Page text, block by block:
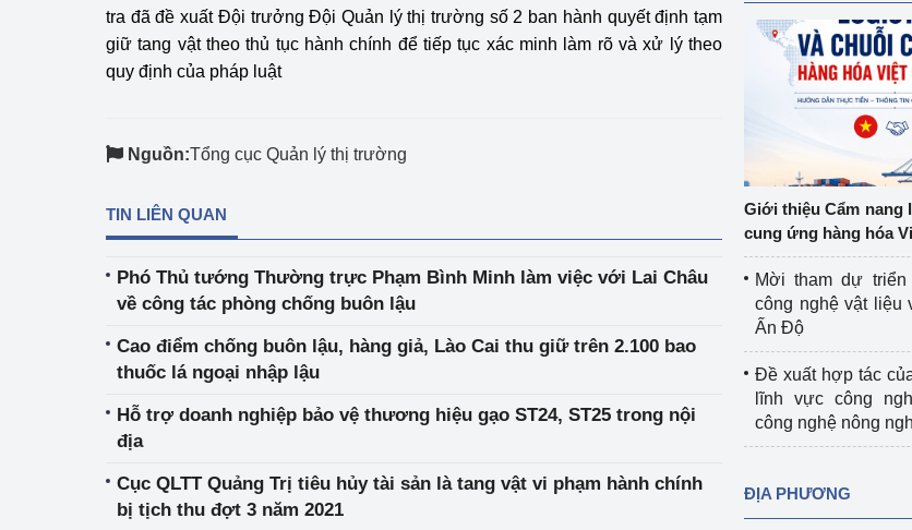
Tổ chức được cấp GCN đăng ký, hoạt
động kiểm định thiết bị, dụng cụ điện
làm việc ở môi trường không có nguy
Tái cơ cấu ngành Công Thương
Quản lý thị trường
Thông báo
Bảo vệ môi trường Video bảo vệ môi trường
Album ảnh bảo vệ môi trường
Bảo vệ nền tảng tư tưởng của Đảng
Khu vực miền Trung
Thị trường nước ngoàiHiệp định EVFTA
tra đã đề xuất Đội trưởng Đội Quản lý thị trường số 2 ban hành quyết định tạm
giữ tang vật theo thủ tục hành chính để tiếp tục xác minh làm rõ và xử lý theo
quy định của pháp luật
Nguồn:Tổng cục Quản lý thị trường
TIN LIÊN QUAN
Phó Thủ tướng Thường trực Phạm Bình Minh làm việc với Lai Châu
về công tác phòng chống buôn lậu
Cao điểm chống buôn lậu, hàng giả, Lào Cai thu giữ trên 2.100 bao
thuốc lá ngoại nhập lậu
Hỗ trợ doanh nghiệp bảo vệ thương hiệu gạo ST24, ST25 trong nội
địa
Cục QLTT Quảng Trị tiêu hủy tài sản là tang vật vi phạm hành chính
bị tịch thu đợt 3 năm 2021
Giới thiệu Cẩm nang
cung ứng hàng hóa
Mời tham dự
công nghệ vật liệu
Ấn Độ
Đề xuất hợp tác
lĩnh vực công
công nghệ nông
ĐỊA PHƯƠNG